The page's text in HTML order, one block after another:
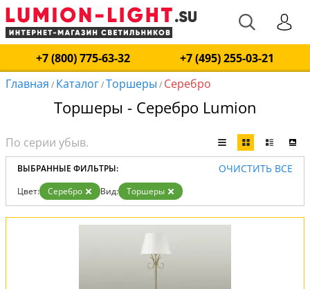
+7 (800) 775-63-32
+7 (495) 255-03-21
Главная / Каталог/Торшеры / Серебро
Торшеры - Серебро Lumion
ВЫБРАННЫЕ ФИЛЬТРЫ: ОЧИСТИТЬ ВСЕ
Цвет: Серебро Вид: Торшеры